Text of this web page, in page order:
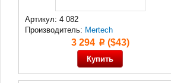
Артикул: 4 082
Производитель: Mertech
3 294 p($43)